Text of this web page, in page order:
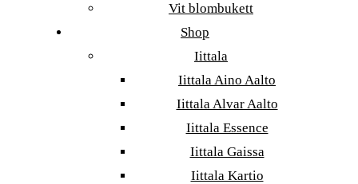
Vit blombukett
Shop
Iittala
Iittala Aino Aalto
Iittala Alvar Aalto
Iittala Essence
Iittala Gaissa
Iittala Kartio